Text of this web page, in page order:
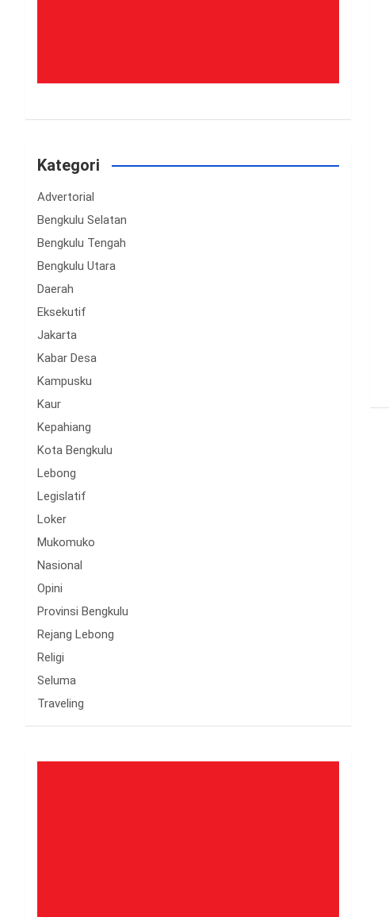
Kategori
Advertorial
Bengkulu Selatan
Bengkulu Tengah
Bengkulu Utara
Daerah
Eksekutif
Jakarta
Kabar Desa
Kampusku
Kaur
Kepahiang
Kota Bengkulu
Lebong
Legislatif
Loker
Mukomuko
Nasional
Opini
Provinsi Bengkulu
Rejang Lebong
Religi
Seluma
Traveling